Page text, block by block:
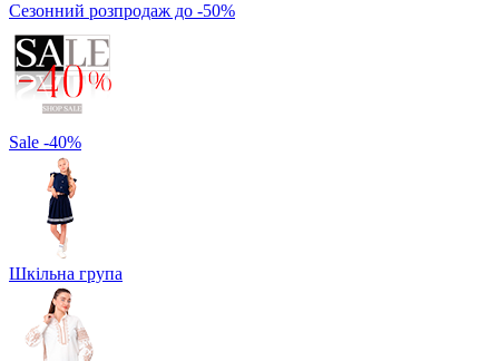
Сезонний розпродаж до -50%
Sale -40%
Шкільна група